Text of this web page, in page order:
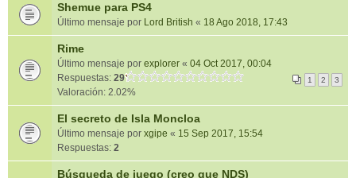
Shemue para PS4
Último mensaje por Lord British « 18 Ago 2018, 17:43
Rime
Último mensaje por explorer « 04 Oct 2017, 00:04
Respuestas: 29 1 2 3
Valoración: 2.02%
El secreto de Isla Moncloa
Último mensaje por xgipe « 15 Sep 2017, 15:54
Respuestas: 2
Búsqueda de juego (creo que NDS)